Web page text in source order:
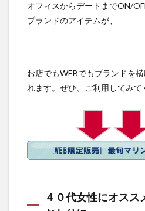
オフィスからデートまでON/
ブランドのアイテムが、
お店でもWEBでもブランドを
れます。ぜひ、ご利用してみて
４０代女性にオスス